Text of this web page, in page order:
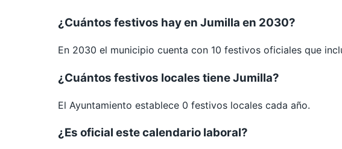
¿Cuántos festivos hay en Jumilla en 2030?
En 2030 el municipio cuenta con 10 festivos oficiales que
¿Cuántos festivos locales tiene Jumilla?
El Ayuntamiento establece 0 festivos locales cada año.
¿Es oficial este calendario laboral?